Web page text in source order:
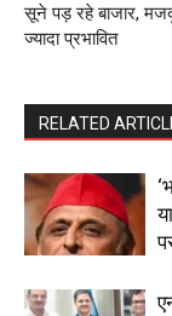
About
Contact us
My account
सूने पड़ रहे बाजार,
ज्यादा प्रभावित
RELATED